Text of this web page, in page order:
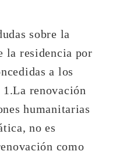
sobre la
la residencia por
a los
1.La renovación
humanitarias
no es
como